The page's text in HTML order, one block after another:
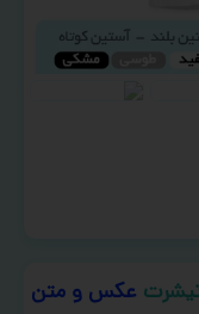
عکس و متن